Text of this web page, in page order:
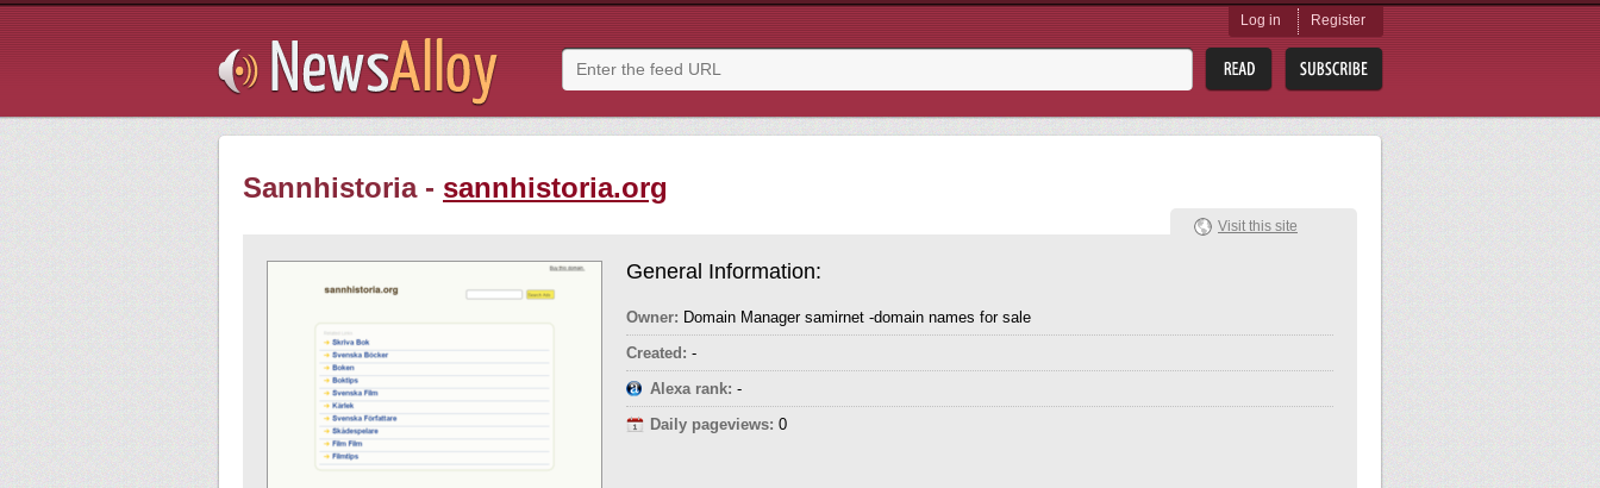
Log in Register
Sannhistoria - sannhistoria.org
General Information:
Owner: Domain Manager samirnet -domain names for sale
Created: -
Alexa rank: -
Daily pageviews: 0
Visit this site